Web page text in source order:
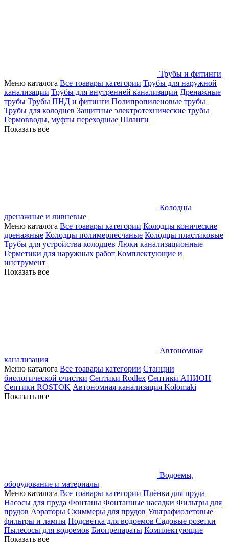
Трубы и фитинги
Меню каталога Все тоавары категории Трубы для наружной
канализации Трубы для внутренней канализации Дренажные
трубы Трубы ПНД и фитинги Полипропиленовые трубы
Трубы для колодцев Защитные электротехнические трубы
Гермовводы, муфты переходные Шланги
Показать все
Колодцы
дренажные и ливневые
Меню каталога Все тоавары категории Колодцы конические
дренажные Колодцы полимерпесчаные Колодцы пластиковые
Трубы для устройства колодцев Люки канализационные
Герметики для наружных работ Комплектующие и
инструмент
Показать все
Автономная
канализация
Меню каталога Все тоавары категории Станции
биологической очистки Септики Rodlex Септики АНИОН
Септики ROSTOK Автономная канализация Kolomaki
Показать все
Водоемы,
оборудование и материалы
Меню каталога Все тоавары категории Плёнка для пруда
Насосы для пруда Фонтаны Фонтанные насадки Фильтры для
прудов Аэраторы Скиммеры для прудов Ультрафиолетовые
фильтры и лампы Подсветка для водоемов Садовые розетки
Пылесосы для водоемов Биопрепараты Комплектующие
Показать все